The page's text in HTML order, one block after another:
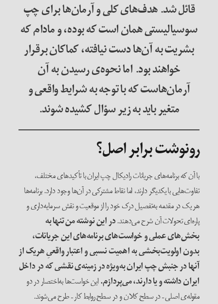
قائل شد. هدف‌های کلی و آرمان‌ها برای چپ
سوسیالیستی همان است که بوده، و مادام که
بشریت به آن‌ها دست نیافته، کماکان برقرار
خواهند بود. اما نحوه‌ی رسیدن به آن
آرمان‌هاست که با توجه به شرایط واقعی و
متغیر باید به زیر سؤال کشیده شوند.
رونوشت برابر اصل؟
با آن که برنامه‌های جریانات رادیکال چپ ایران با تأکید‌های مختلف،
تفاوت‌هایی با یکدیگر دارند، اما نقاط مشترکی در آن‌ها وجود دارد. برنامه‌ها
هر یک در مقدمه به‌تفصیل درک خود را از موقعیت و نقش سرمایه‌داری و
پاره‌ای تحولات آن شرح می‌دهند.در این نوشته من تنها به
بخش‌های عملی و خواست‌های برنامه‌های این جریانات،
بدون اولویت‌بخشی به اهمیت نسبی و اعتبار واقعیِ هریک از
آنها در جنبش چپ ایران به‌ویژه در زمینه‌ی نقشی که در داخل
ایران داشته و یا دارند، می‌پردازم.این خواست‌ها به‌اختصار در دو
مقوله‌ی اصلی – در سطح کلان و در سطح روابط کار – طرح می‌شوند.